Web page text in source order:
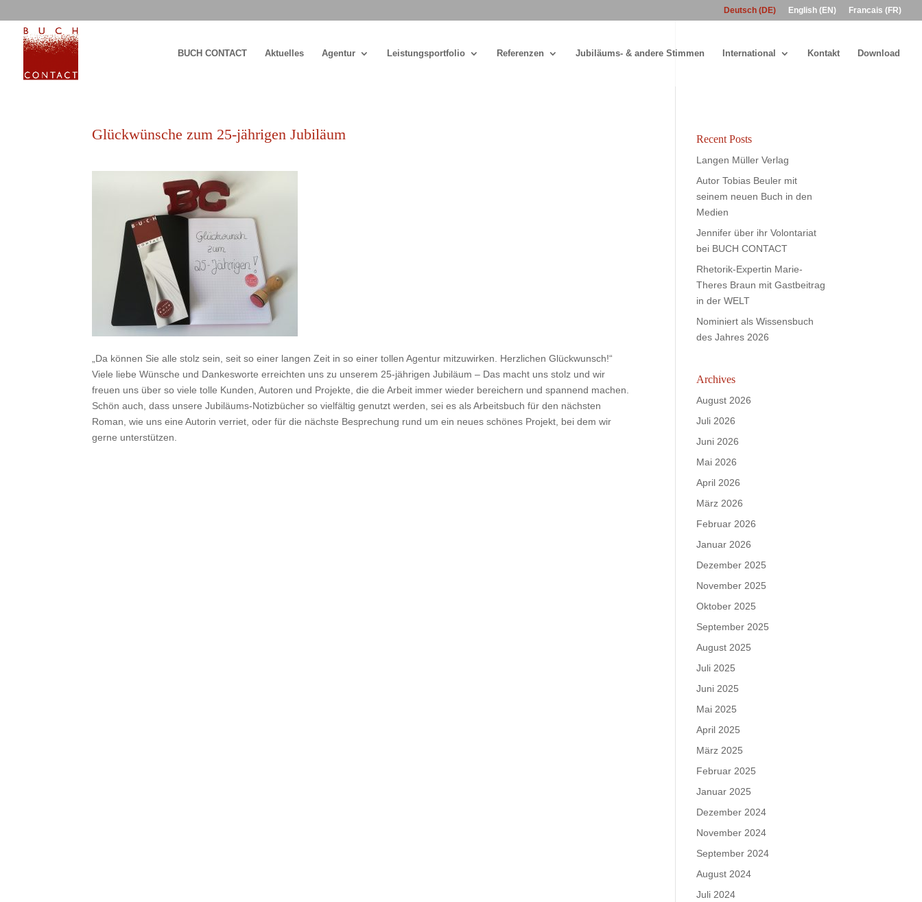
Deutsch (DE) English (EN) Francais (FR)
BUCH CONTACT Aktuelles Agentur Leistungsportfolio Referenzen Jubiläums- & andere Stimmen International Kontakt Download
Glückwünsche zum 25-jährigen Jubiläum
„Da können Sie alle stolz sein, seit so einer langen Zeit in so einer tollen Agentur mitzuwirken. Herzlichen Glückwunsch!“
Viele liebe Wünsche und Dankesworte erreichten uns zu unserem 25-jährigen Jubiläum – Das macht uns stolz und wir
freuen uns über so viele tolle Kunden, Autoren und Projekte, die die Arbeit immer wieder bereichern und spannend machen.
Schön auch, dass unsere Jubiläums-Notizbücher so vielfältig genutzt werden, sei es als Arbeitsbuch für den nächsten
Roman, wie uns eine Autorin verriet, oder für die nächste Besprechung rund um ein neues schönes Projekt, bei dem wir
gerne unterstützen.
Recent Posts
Langen Müller Verlag
Autor Tobias Beuler mit
seinem neuen Buch in den
Medien
Jennifer über ihr Volontariat
bei BUCH CONTACT
Rhetorik-Expertin Marie-
Theres Braun mit Gastbeitrag
in der WELT
Nominiert als Wissensbuch
des Jahres 2026
Archives
August 2026
Juli 2026
Juni 2026
Mai 2026
April 2026
März 2026
Februar 2026
Januar 2026
Dezember 2025
November 2025
Oktober 2025
September 2025
August 2025
Juli 2025
Juni 2025
Mai 2025
April 2025
März 2025
Februar 2025
Januar 2025
Dezember 2024
November 2024
September 2024
August 2024
Juli 2024